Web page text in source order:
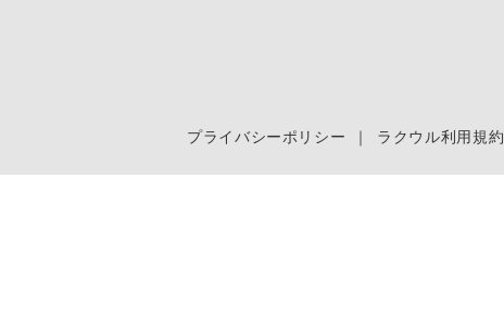
プライバシーポリシー ｜ ラクウル利用規約